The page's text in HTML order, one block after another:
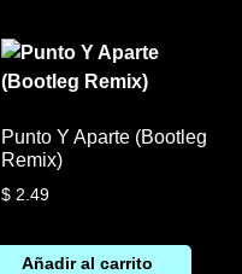
Punto Y Aparte (Bootleg
Remix)
$2.49
Añadir al carrito